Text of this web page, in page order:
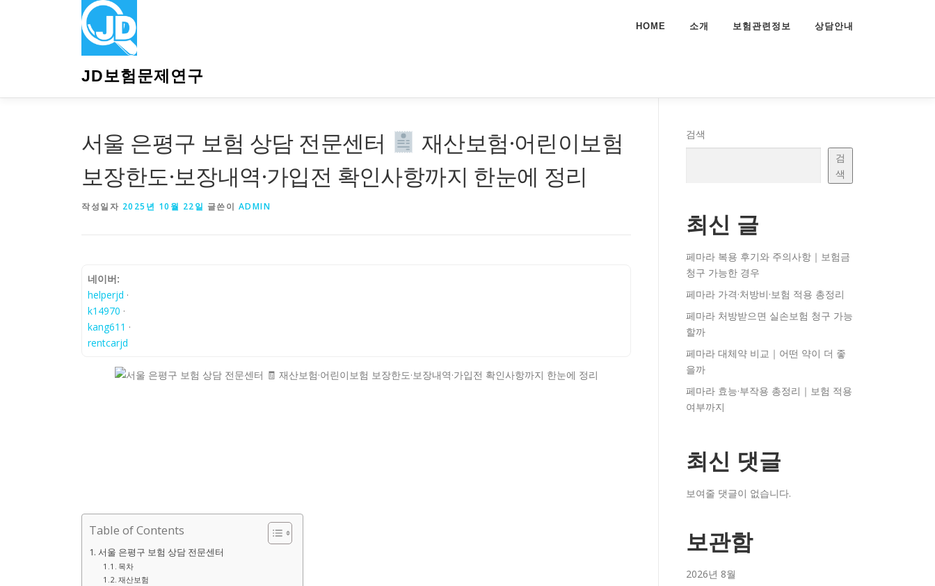
JD보험문제연구
HOME 소개 보험관련정보 상담안내
서울 은평구 보험 상담 전문센터
재산보험·어린이보험
보장한도·보장내역·가입전 확인사항까지 한눈에 정리
작성일자 2025년 10월 22일 글쓴이 ADMIN
네이버:
helperjd ·
k14970 ·
kang611 ·
rentcarjd
Table of Contents
서울 은평구 보험 상담 전문센터
목차
재산보험
검색
검
색
최신 글
페마라 복용 후기와 주의사항｜보험금
청구 가능한 경우
페마라 가격·처방비·보험 적용 총정리
페마라 처방받으면 실손보험 청구 가능
할까
페마라 대체약 비교｜어떤 약이 더 좋
을까
페마라 효능·부작용 총정리｜보험 적용
여부까지
최신 댓글
보여줄 댓글이 없습니다.
보관함
2026년 8월